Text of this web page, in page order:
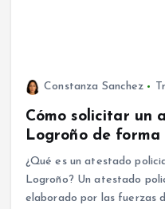
Constanza Sanchez
Cómo solicitar un
Logroño de forma
¿Qué es un atestado
Logroño? Un atestado
elaborado por las fuerzas